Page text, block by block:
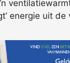
energie uit